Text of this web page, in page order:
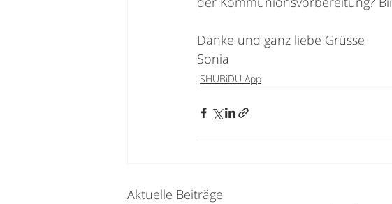
Danke und ganz liebe Grüsse
Sonia
SHUBiDU App
Aktuelle Beiträge